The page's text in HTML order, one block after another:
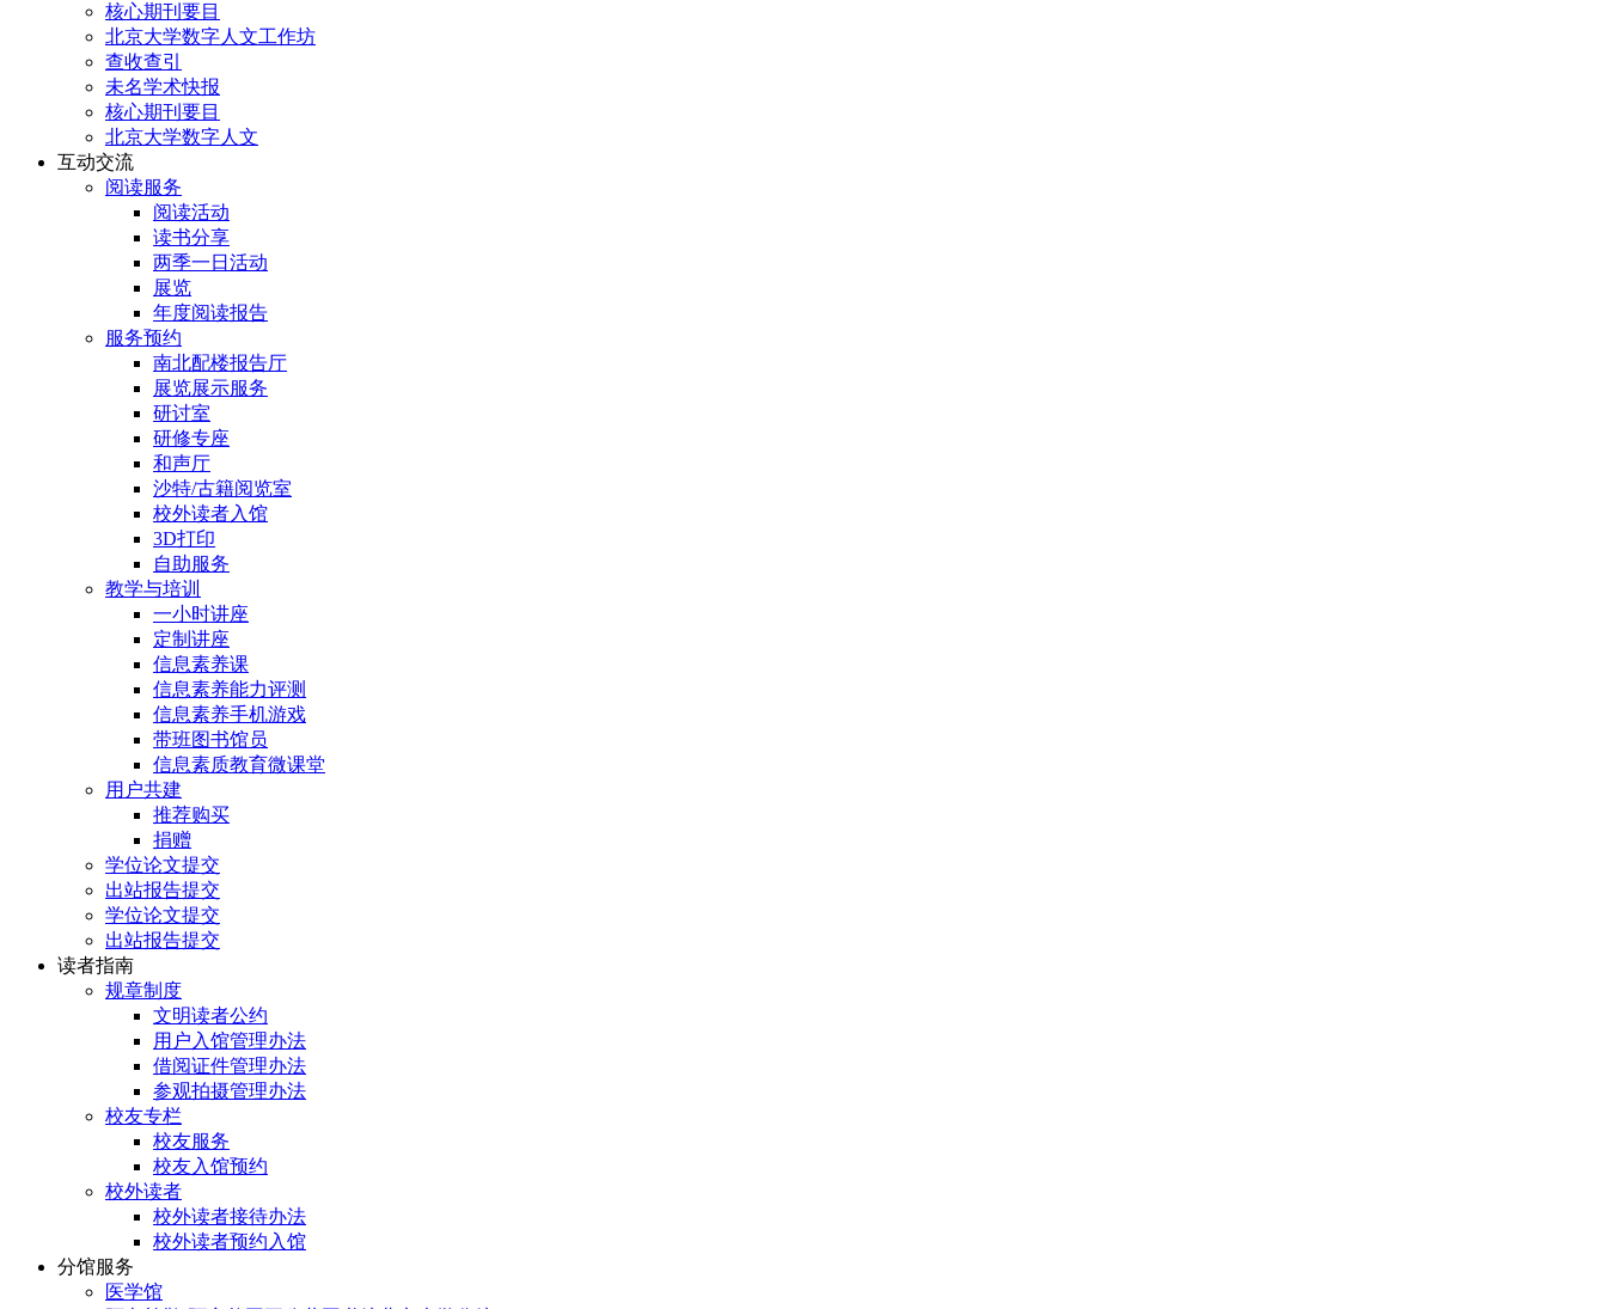
核心期刊要目
北京大学数字人文工作坊
查收查引
未名学术快报
核心期刊要目
北京大学数字人文
互动交流
阅读服务
阅读活动
读书分享
两季一日活动
展览
年度阅读报告
服务预约
南北配楼报告厅
展览展示服务
研讨室
研修专座
和声厅
沙特/古籍阅览室
校外读者入馆
3D打印
自助服务
教学与培训
一小时讲座
定制讲座
信息素养课
信息素养能力评测
信息素养手机游戏
带班图书馆员
信息素质教育微课堂
用户共建
推荐购买
捐赠
学位论文提交
出站报告提交
学位论文提交
出站报告提交
读者指南
规章制度
文明读者公约
用户入馆管理办法
借阅证件管理办法
参观拍摄管理办法
校友专栏
校友服务
校友入馆预约
校外读者
校外读者接待办法
校外读者预约入馆
分馆服务
医学馆